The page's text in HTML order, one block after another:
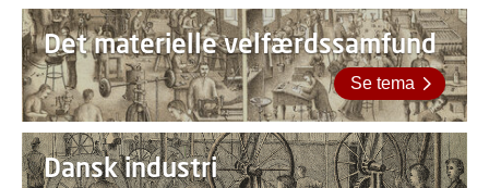
Det materielle velfærdssamfund
Se tema
Dansk industri